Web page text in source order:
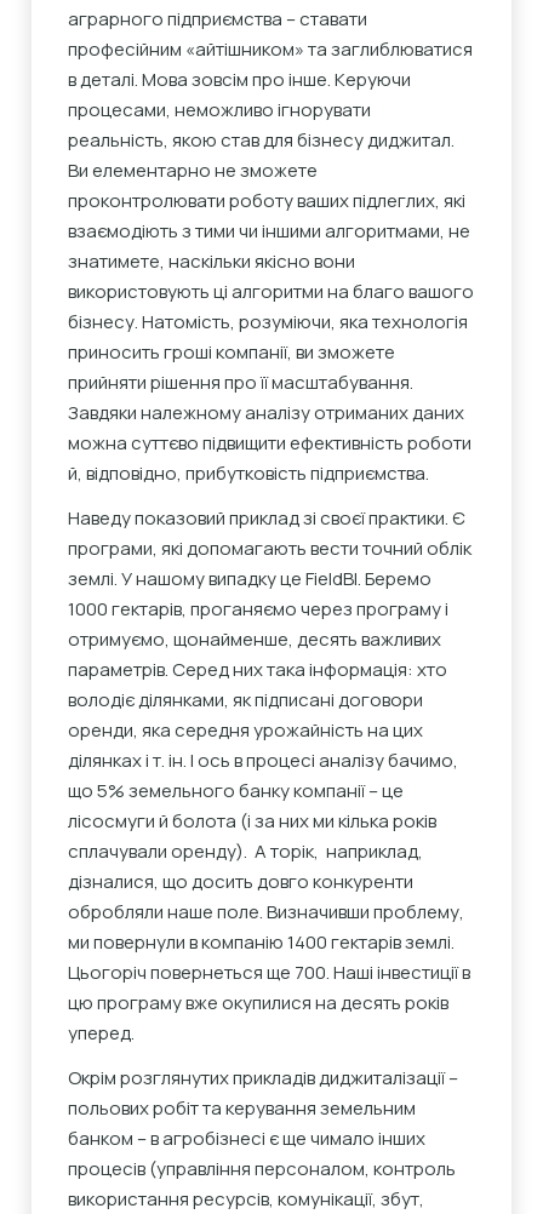
аграрного підприємства – ставати
професійним «айтішником» та заглиблюватися
в деталі. Мова зовсім про інше. Керуючи
процесами, неможливо ігнорувати
реальність, якою став для бізнесу диджитал.
Ви елементарно не зможете
проконтролювати роботу ваших підлеглих, які
взаємодіють з тими чи іншими алгоритмами, не
знатимете, наскільки якісно вони
використовують ці алгоритми на благо вашого
бізнесу. Натомість, розуміючи, яка технологія
приносить гроші компанії, ви зможете
прийняти рішення про її масштабування.
Завдяки належному аналізу отриманих даних
можна суттєво підвищити ефективність роботи
й, відповідно, прибутковість підприємства.
Наведу показовий приклад зі своєї практики. Є
програми, які допомагають вести точний облік
землі. У нашому випадку це FieldBI. Беремо
1000 гектарів, проганяємо через програму і
отримуємо, щонайменше, десять важливих
параметрів. Серед них така інформація: хто
володіє ділянками, як підписані договори
оренди, яка середня урожайність на цих
ділянках і т. ін. І ось в процесі аналізу бачимо,
що 5% земельного банку компанії – це
лісосмуги й болота (і за них ми кілька років
сплачували оренду). А торік, наприклад,
дізналися, що досить довго конкуренти
обробляли наше поле. Визначивши проблему,
ми повернули в компанію 1400 гектарів землі.
Цьогоріч повернеться ще 700. Наші інвестиції в
цю програму вже окупилися на десять років
уперед.
Окрім розглянутих прикладів диджиталізації –
польових робіт та керування земельним
банком – в агробізнесі є ще чимало інших
процесів (управління персоналом, контроль
використання ресурсів, комунікації, збут,